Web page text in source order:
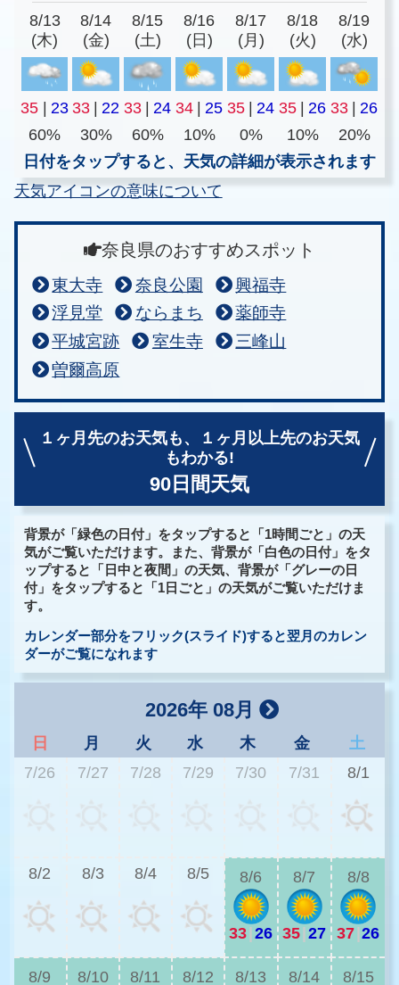
8/13
(木)
8/14
(金)
8/15
(土)
8/16
(日)
8/17
(月)
8/18
(火)
8/19
(水)
35 | 23 33 | 22 33 | 24 34 | 25 35 | 24 35 | 26 33 | 26
60%
30% 60% 10% 0% 10%
20%
日付をタップすると、天気の詳細が表示されます
天気アイコンの意味について
奈良県のおすすめスポット
東大寺 奈良公園
興福寺
浮見堂
ならまち
薬師寺
平城宮跡
室生寺
三峰山
曽爾高原
１ヶ月先のお天気も、
１ヶ月以上先のお天気
もわかる!
90日間天気
背景が「緑色の日付」をタップすると「1時間ごと」の天
気がご覧いただけます。また、背景が「白色の日付」をタ
ップすると「日中と夜間」の天気、背景が「グレーの日
付」をタップすると「1日ごと」の天気がご覧いただけま
す。
カレンダー部分をフリック(スライド)すると翌月のカレン
ダーがご覧になれます
2026年 08月
日 月 火 水 木 金
土
7/26
7/27 7/28 7/29 7/30 7/31 8/1
8/2 8/3 8/4 8/5 8/6
33|26
8/7
35|27
8/8
37|26
8/9 8/10 8/11 8/12 8/13 8/14 8/15